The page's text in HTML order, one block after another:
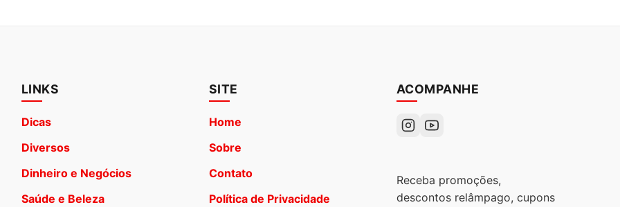
LINKS
Dicas
Diversos
Dinheiro e Negócios
Saúde e Beleza
SITE
Home
Sobre
Contato
Política de Privacidade
ACOMPANHE
Receba promoções,
descontos relâmpago, cupons